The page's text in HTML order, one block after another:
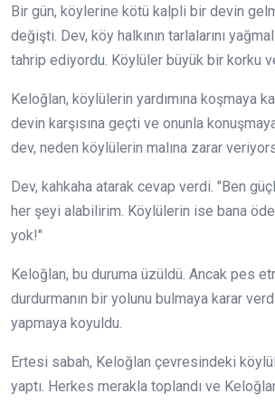
Bir gün, köylerine kötü kalpli bir devin
değişti. Dev, köy halkının tarlalarını
tahrip ediyordu. Köylüler büyük bir korku
Keloğlan, köylülerin yardımına koşmaya
devin karşısına geçti ve onunla
dev, neden köylülerin malına zarar
Dev, kahkaha atarak cevap verdi. "Ben
her şeyi alabilirim. Köylülerin ise bana
yok!"
Keloğlan, bu duruma üzüldü. Ancak pes
durdurmanın bir yolunu bulmaya karar
yapmaya koyuldu.
Ertesi sabah, Keloğlan çevresindeki
yaptı. Herkes merakla toplandı ve